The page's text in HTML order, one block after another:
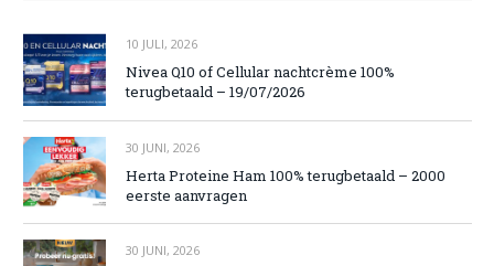
10 JULI, 2026
Nivea Q10 of Cellular nachtcrème 100%
terugbetaald – 19/07/2026
30 JUNI, 2026
Herta Proteine Ham 100% terugbetaald – 2000
eerste aanvragen
30 JUNI, 2026